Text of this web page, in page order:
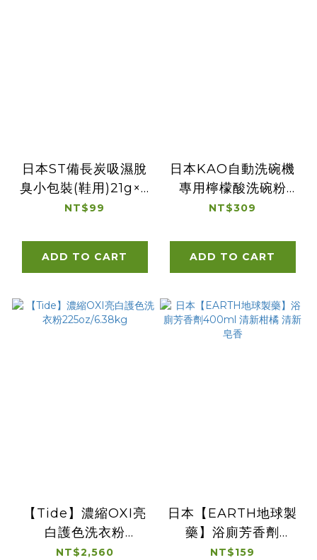
日本ST備長炭吸濕脫
臭小包裝(鞋用)21g×4
枚
NT$99
ADD TO CART
日本KAO自動洗碗機
專用檸檬酸洗碗粉
660g(清新原香/甜橙
NT$309
ADD TO CART
【Tide】濃縮OXI亮
白護色洗衣粉
225oz/6.38kg
NT$2,560
日本【EARTH地球製
藥】浴廁芳香劑
400ml 清新柑橘 清
NT$159